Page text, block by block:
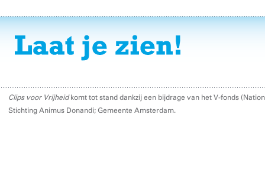
Clips voor Vrijheidkomt tot stand dankzij een bijdrage van het V-fonds
Stichting Animus Donandi; Gemeente Amsterdam.